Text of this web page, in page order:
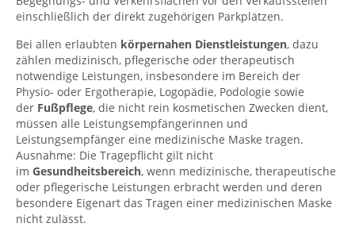
einschließlich der direkt zugehörigen Parkplätzen.
Bei allen erlaubten körpernahen Dienstleistungen, dazu
zählen medizinisch, pflegerische oder therapeutisch
notwendige Leistungen, insbesondere im Bereich der
Physio- oder Ergotherapie, Logopädie, Podologie sowie
der Fußpflege, die nicht rein kosmetischen Zwecken dient,
müssen alle Leistungsempfängerinnen und
Leistungsempfänger eine medizinische Maske tragen.
Ausnahme: Die Tragepflicht gilt nicht
im Gesundheitsbereich, wenn medizinische, therapeutische
oder pflegerische Leistungen erbracht werden und deren
besondere Eigenart das Tragen einer medizinischen Maske
nicht zulässt.